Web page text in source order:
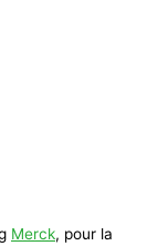
Merck, pour la